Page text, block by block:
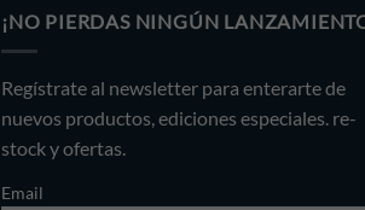
¡NO PIERDAS NINGÚN
Regístrate al newsletter para enterarte de
nuevos productos, ediciones especiales. re-
stock y ofertas.
Email